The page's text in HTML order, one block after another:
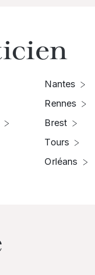
Nantes
Rennes
Brest
Tours
Orléans